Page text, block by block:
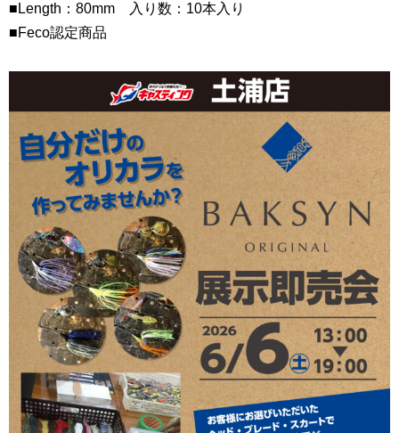
■Length：80mm 入り数：10本入り
■Feco認定商品